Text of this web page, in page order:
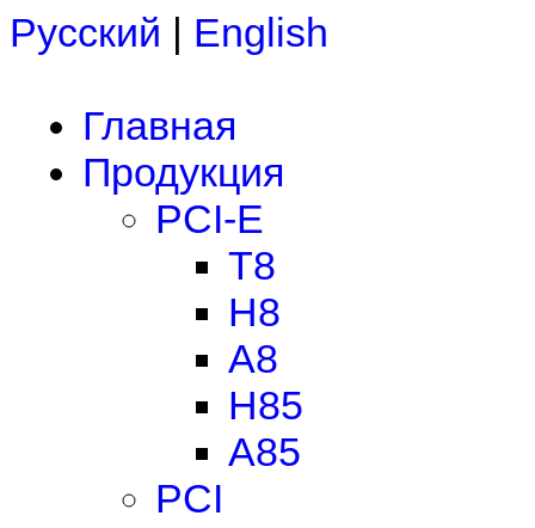
Русский | English
Главная
Продукция
PCI-E
T8
H8
A8
H85
A85
PCI